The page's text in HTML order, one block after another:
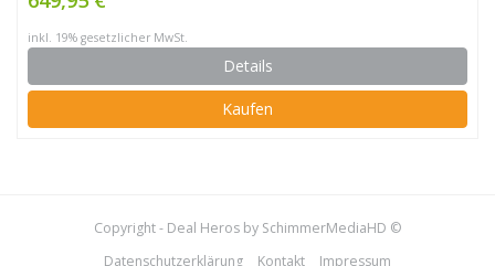
inkl. 19% gesetzlicher MwSt.
Details
Kaufen
Copyright - Deal Heros by SchimmerMediaHD ©
Datenschutzerklärung
Kontakt Impressum